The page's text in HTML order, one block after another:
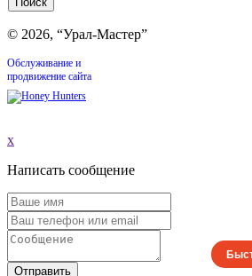
© 2026, “Урал-Мастер”
Обслуживание и
продвижение сайта
x
Написать сообщение
Отправить